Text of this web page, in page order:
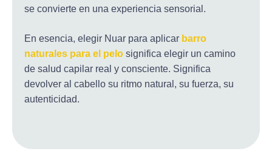
se convierte en una experiencia sensorial.
En esencia, elegir Nuar para aplicar barro
naturales para el pelo significa elegir un camino
de salud capilar real y consciente. Significa
devolver al cabello su ritmo natural, su fuerza, su
autenticidad.